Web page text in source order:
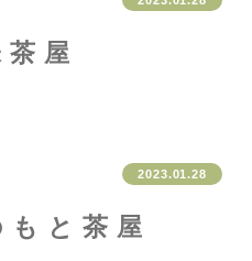
屋
2023.01.28
と茶屋